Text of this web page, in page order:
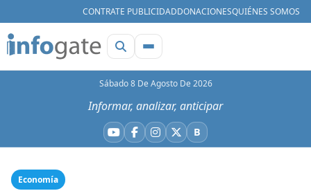
CONTRATE PUBLICIDADDONACIONESQUIÉNES SOMOS
Sábado 8 De Agosto De 2026
Informar, analizar, anticipar
YouTube
Facebook
Instagram
X BBluesky
Economía